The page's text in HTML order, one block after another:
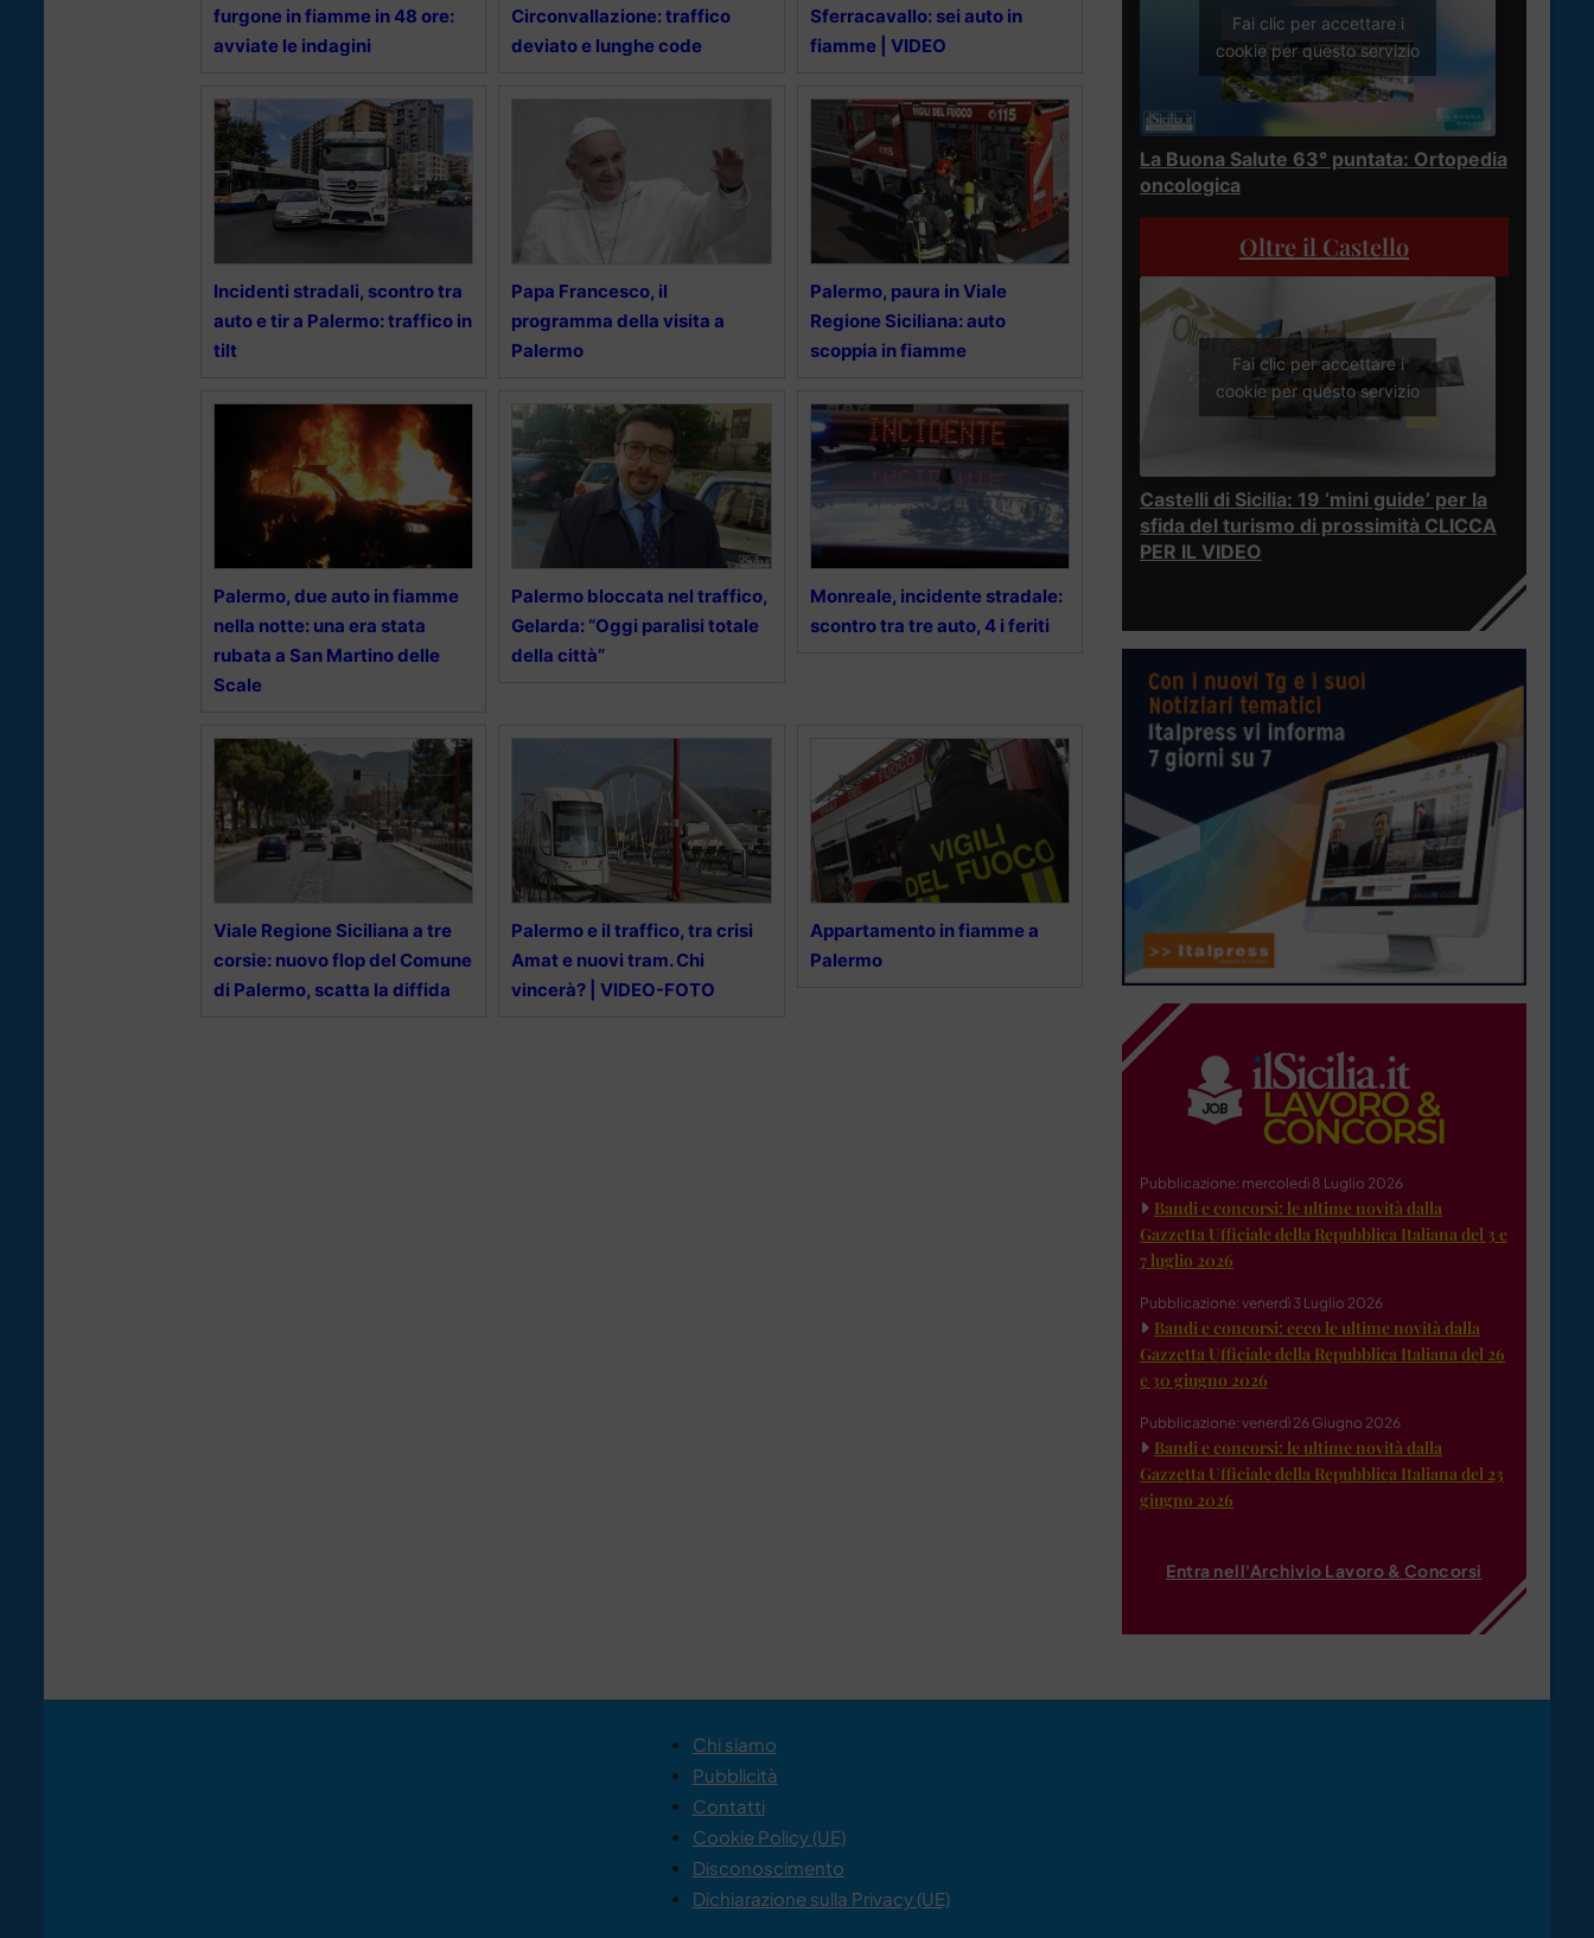
furgone in fiamme in 48 ore:
avviate le indagini
Circonvallazione: traffico
deviato e lunghe code
Sferracavallo: sei auto in
fiamme | VIDEO
Incidenti stradali, scontro tra
auto e tir a Palermo: traffico in
tilt
Papa Francesco, il
programma della visita a
Palermo
Palermo, paura in Viale
Regione Siciliana: auto
scoppia in fiamme
Palermo, due auto in fiamme
nella notte: una era stata
rubata a San Martino delle
Scale
Palermo bloccata nel traffico,
Gelarda: “Oggi paralisi totale
della città”
Monreale, incidente stradale:
scontro tra tre auto, 4 i feriti
Viale Regione Siciliana a tre
corsie: nuovo flop del Comune
di Palermo, scatta la diffida
Palermo e il traffico, tra crisi
Amat e nuovi tram. Chi
vincerà? | VIDEO-FOTO
Appartamento in fiamme a
Palermo
Fai clic per accettare i
cookie per questo servizio
La Buona Salute 63° puntata: Ortopedia
oncologica
Oltre il Castello
Fai clic per accettare i
cookie per questo servizio
Castelli di Sicilia: 19 ‘mini guide’ per la
sfida del turismo di prossimità CLICCA
PER IL VIDEO
Pubblicazione: mercoledì 8 Luglio 2026
Bandi e concorsi: le ultime novità dalla
Gazzetta Ufficiale della Repubblica Italiana del 3 e
7 luglio 2026
Pubblicazione: venerdì 3 Luglio 2026
Bandi e concorsi: ecco le ultime novità dalla
Gazzetta Ufficiale della Repubblica Italiana del 26
e 30 giugno 2026
Pubblicazione: venerdì 26 Giugno 2026
Bandi e concorsi: le ultime novità dalla
Gazzetta Ufficiale della Repubblica Italiana del 23
giugno 2026
Entra nell'Archivio Lavoro & Concorsi
Chi siamo
Pubblicità
Contatti
Cookie Policy (UE)
Disconoscimento
Dichiarazione sulla Privacy (UE)